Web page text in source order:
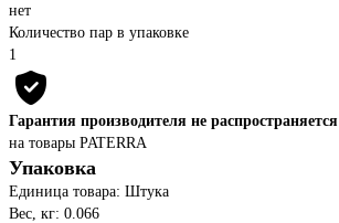
нет
Количество пар в упаковке
1
Гарантия производителя не распространяется
на товары PATERRA
Упаковка
Единица товара: Штука
Вес, кг: 0.066